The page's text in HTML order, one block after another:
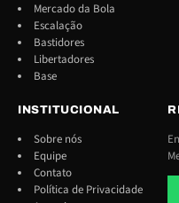
Mercado da Bola
Escalação
Bastidores
Libertadores
Base
INSTITUCIONAL
Sobre nós
Equipe
Contato
Política de Privacidade